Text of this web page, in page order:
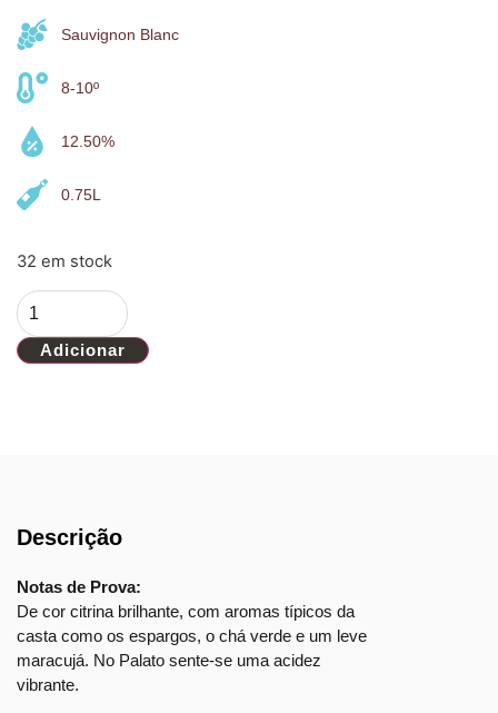
Sauvignon Blanc
8-10º
12.50%
0.75L
32 em stock
Adicionar
Descrição
Notas de Prova:
De cor citrina brilhante, com aromas típicos da
casta como os espargos, o chá verde e um leve
maracujá. No Palato sente-se uma acidez
vibrante.